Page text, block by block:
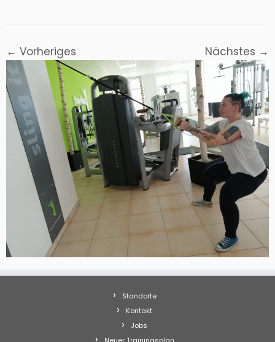
← Vorheriges Nächstes →
Standorte
Kontakt
Jobs